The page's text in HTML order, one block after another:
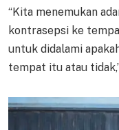
“Kita menemukan
kontrasepsi ke
untuk didalami
tempat itu atau